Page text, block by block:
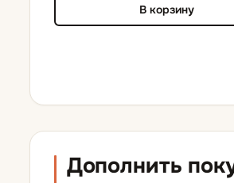
В корзину
Дополнить